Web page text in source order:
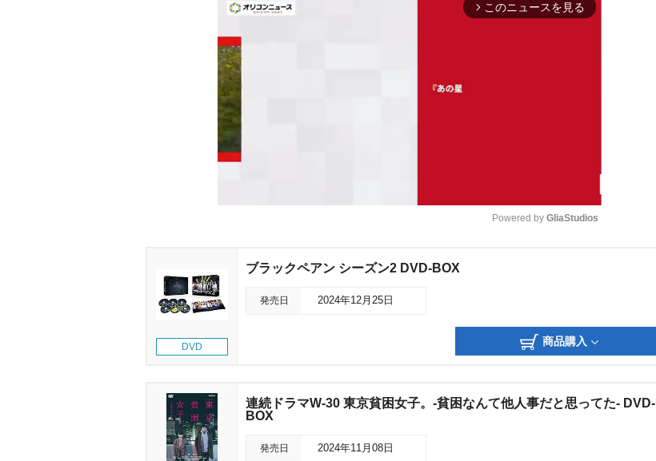
arrow_forward_ios このニュースを見る
e
Powered by GliaStudios
DVD
ブラックペアン シーズン2 DVD-BOX
発売日 2024年12月25日
商品購入
連続ドラマW-30 東京貧困女子。-貧困なんて他人事だと思ってた- DVD-
BOX
発売日 2024年11月08日